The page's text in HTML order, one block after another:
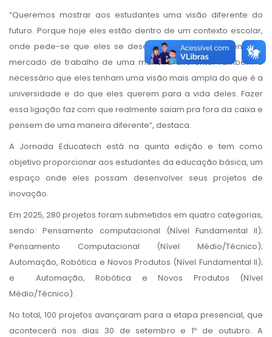
“Queremos mostrar aos estudantes uma visão diferente do
futuro. Porque hoje eles estão dentro de um contexto escolar,
onde pede-se que eles se desenvolvam e se mostrem pro
mercado de trabalho de uma maneira diferente. Também é
necessário que eles tenham uma visão mais ampla do que é a
universidade e do que eles querem para a vida deles. Fazer
essa ligação faz com que realmente saiam pra fora da caixa e
pensem de uma maneira diferente”, destaca.
A Jornada Educatech está na quinta edição e tem como
objetivo proporcionar aos estudantes da educação básica, um
espaço onde eles possam desenvolver seus projetos de
inovação.
Em 2025, 280 projetos foram submetidos em quatro categorias,
sendo: Pensamento computacional (Nível Fundamental II);
Pensamento Computacional (Nível Médio/Técnico);
Automação, Robótica e Novos Produtos (Nível Fundamental II);
e Automação, Robótica e Novos Produtos (Nível
Médio/Técnico).
No total, 100 projetos avançaram para a etapa presencial, que
acontecerá nos dias 30 de setembro e 1º de outubro. A